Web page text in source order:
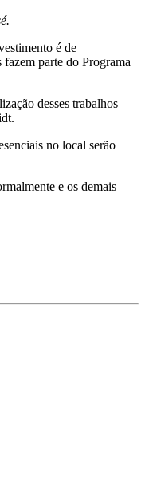
é de
parte do Programa
desses trabalhos
no local serão
e os demais